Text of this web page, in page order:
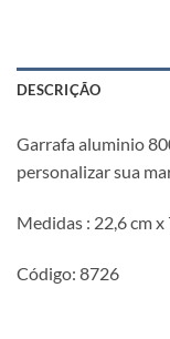
DESCRIÇÃO
Garrafa aluminio
personalizar sua
Medidas : 22,6 cm x
Código: 8726